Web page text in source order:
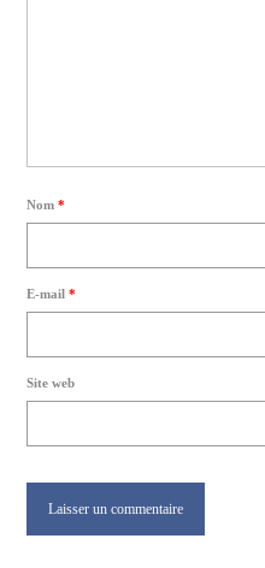
Nom*
E-mail*
Site web